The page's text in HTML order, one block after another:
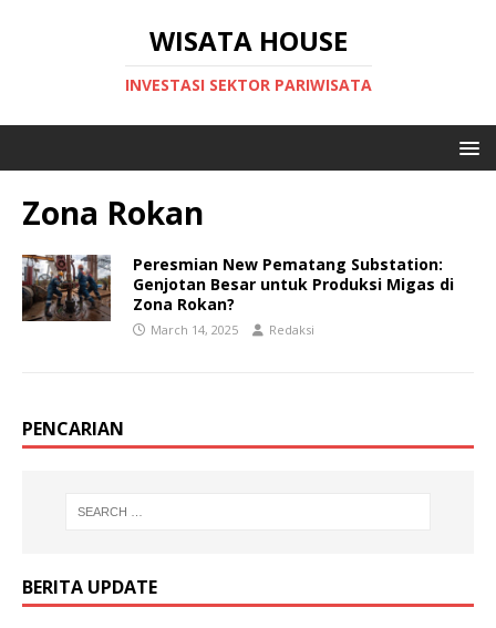
WISATA HOUSE
INVESTASI SEKTOR PARIWISATA
Zona Rokan
Peresmian New Pematang Substation:
Genjotan Besar untuk Produksi Migas di
Zona Rokan?
March 14, 2025 Redaksi
PENCARIAN
BERITA UPDATE